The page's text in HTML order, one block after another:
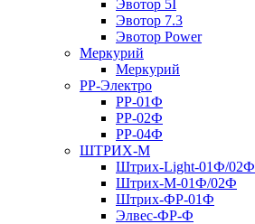
Эвотор 5I
Эвотор 7.3
Эвотор Power
Меркурий
Меркурий
РР-Электро
РР-01Ф
РР-02Ф
РР-04Ф
ШТРИХ-М
Штрих-Light-01Ф/02Ф
Штрих-М-01Ф/02Ф
Штрих-ФР-01Ф
Элвес-ФР-Ф